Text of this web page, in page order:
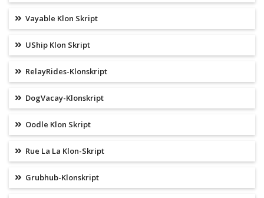
Vayable Klon Skript
UShip Klon Skript
RelayRides-Klonskript
DogVacay-Klonskript
Oodle Klon Skript
Rue La La Klon-Skript
Grubhub-Klonskript